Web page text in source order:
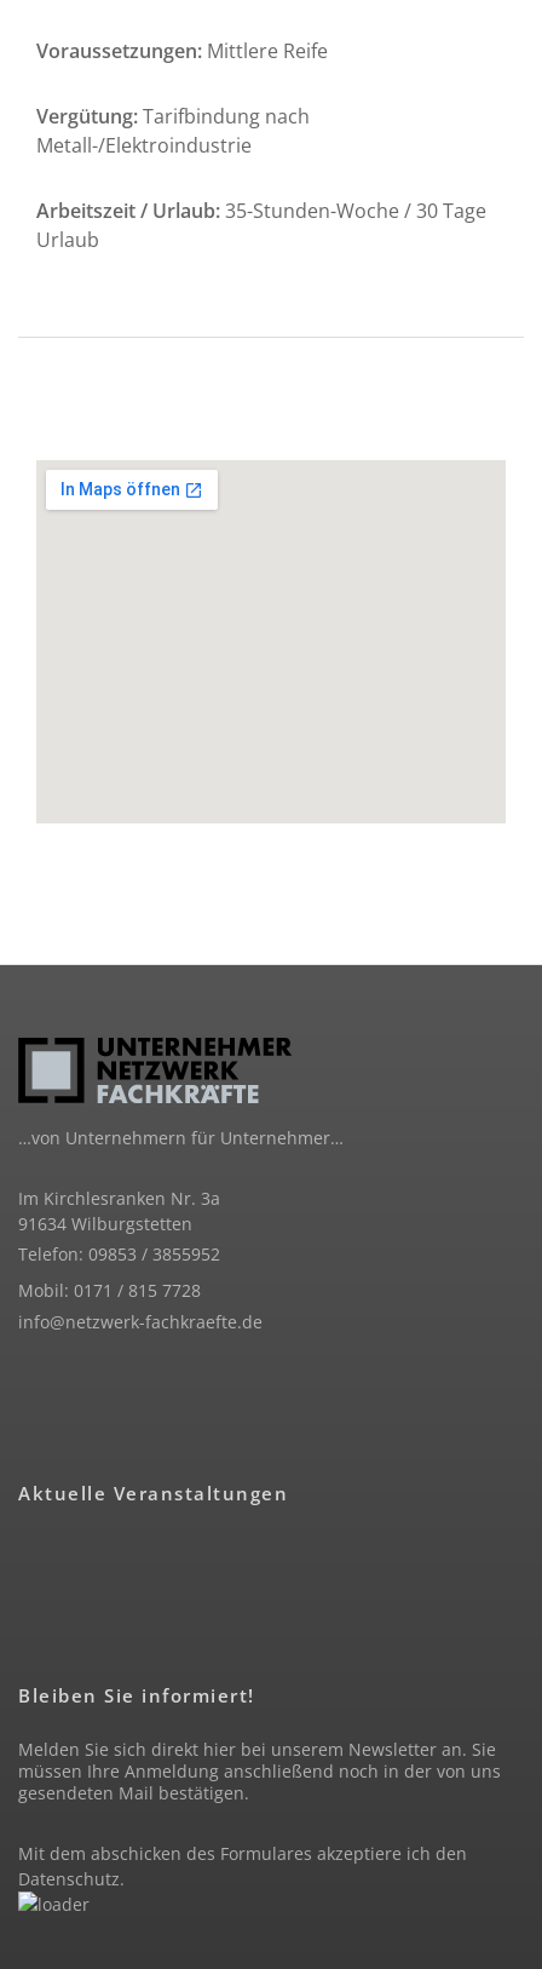
Voraussetzungen: Mittlere Reife
Vergütung:Tarifbindung nach
Metall-/Elektroindustrie
Arbeitszeit / Urlaub:35-Stunden-Woche / 30 Tage
Urlaub
…von Unternehmern für Unternehmer…
Im Kirchlesranken Nr. 3a
91634 Wilburgstetten
Telefon: 09853 / 3855952
Mobil: 0171 / 815 7728
info@netzwerk-fachkraefte.de
Aktuelle Veranstaltungen
Bleiben Sie informiert!
Melden Sie sich direkt hier bei unserem Newsletter an. Sie
müssen Ihre Anmeldung anschließend noch in der von uns
gesendeten Mail bestätigen.
Mit dem abschicken des Formulares akzeptiere ich den
Datenschutz.